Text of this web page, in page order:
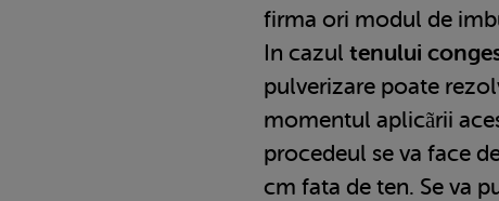
firma ori modul de
In cazul tenului
pulverizare poate
momentul aplicãrii
procedeul se va face
cm fata de ten. Se va